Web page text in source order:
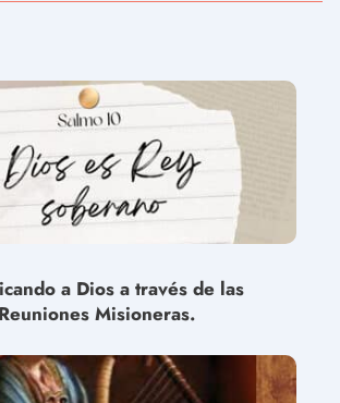
a Dios a través de las
Reuniones Misioneras.